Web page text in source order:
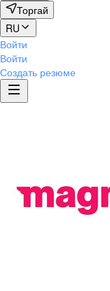
Торгай
RU
Войти
Войти
Создать резюме